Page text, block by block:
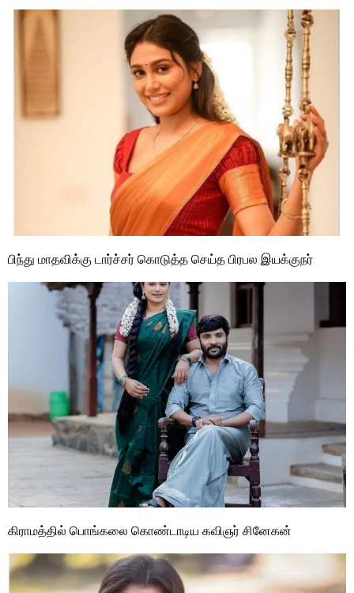
பிந்து மாதவிக்கு டார்ச்சர் கொடுத்த செய்த பிரபல இயக்குநர்
கிராமத்தில் பொங்கலை கொண்டாடிய கவிஞர் சினேகன்